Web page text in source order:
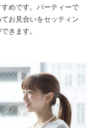
めです。パーティーで
お見合いをセッティン
きます。